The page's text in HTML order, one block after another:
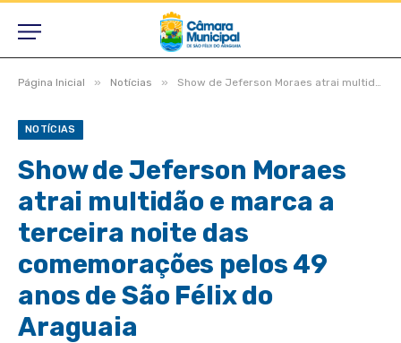
Página Inicial » Notícias » Show de Jeferson Moraes atrai multidão e marca a terceira noite das comemorações pelos 49 anos de São Félix do Araguaia
NOTÍCIAS
Show de Jeferson Moraes
atrai multidão e marca a
terceira noite das
comemorações pelos 49
anos de São Félix do
Araguaia